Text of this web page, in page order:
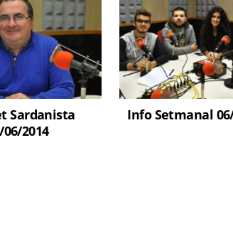
Sardanista
06/2014
Info Setmanal